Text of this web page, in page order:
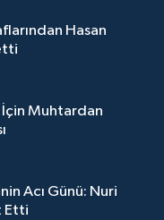
Hasan
İçin Muhtardan
Acı Günü: Nuri
Etti